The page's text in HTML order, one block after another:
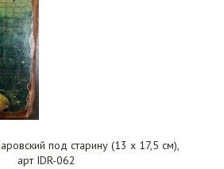
под старину (13 х 17,5 см),
арт IDR-062